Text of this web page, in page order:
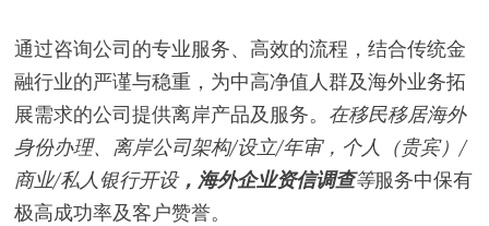
通过咨询公司的专业服务、高效的流程，结合传统金
融行业的严谨与稳重，为中高净值人群及海外业务拓
展需求的公司提供离岸产品及服务。 在移民移居海外
身份办理、离岸公司架构/设立/年审，个人（贵宾）/
商业/私人银行开设，海外企业资信调查等服务中保有
极高成功率及客户赞誉。